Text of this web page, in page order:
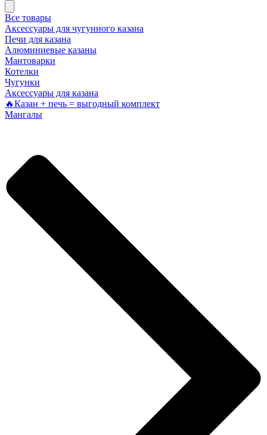
Все товары
Аксессуары для чугунного казана
Печи для казана
Алюминиевые казаны
Мантоварки
Котелки
Чугунки
Аксессуары для казана
🔥Казан + печь = выгодный комплект
Мангалы